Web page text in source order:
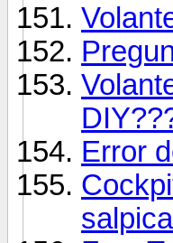
Error